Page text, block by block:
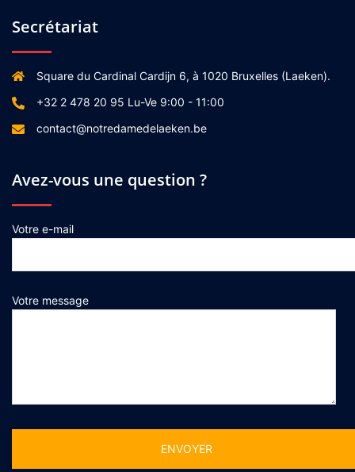
Secrétariat
Square du Cardinal Cardijn 6, à 1020 Bruxelles (Laeken).
+32 2 478 20 95 Lu-Ve 9:00 - 11:00
contact@notredamedelaeken.be
Avez-vous une question ?
Votre e-mail
Votre message